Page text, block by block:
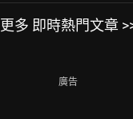
更多 即時熱門文章
廣告